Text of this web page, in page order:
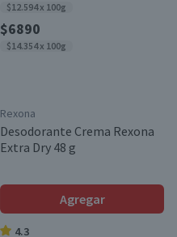
$12.594 x 100g
$6890
$14.354 x 100g
Rexona
Desodorante Crema Rexona
Extra Dry 48 g
Agregar
4.3